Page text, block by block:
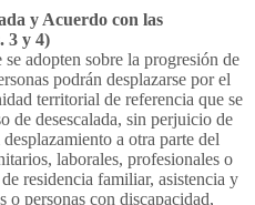
y Acuerdo con las
3 y 4)
adopten sobre la progresión de
podrán desplazarse por el
territorial de referencia que se
de desescalada, sin perjuicio de
a otra parte del
laborales, profesionales o
residencia familiar, asistencia y
o personas con discapacidad,